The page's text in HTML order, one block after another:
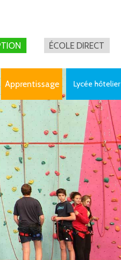
ÉCOLE DIRECT
Apprentissage Lycée hôtelier